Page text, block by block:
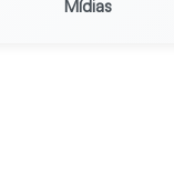
Mídias